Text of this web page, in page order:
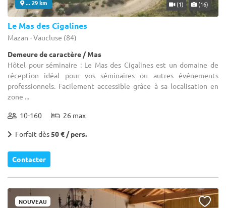
... 29 km (1) (16)
Le Mas des Cigalines
Mazan - Vaucluse (84)
Demeure de caractère / Mas
Hôtel pour séminaire : Le Mas des Cigalines est un domaine de
réception idéal pour vos séminaires ou autres événements
professionnels. Facilement accessible grâce à sa localisation en
zone ...
10-160 26 max
Forfait dès50 € / pers.
Contacter
NOUVEAU